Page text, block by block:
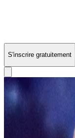
S'inscrire gratuitement